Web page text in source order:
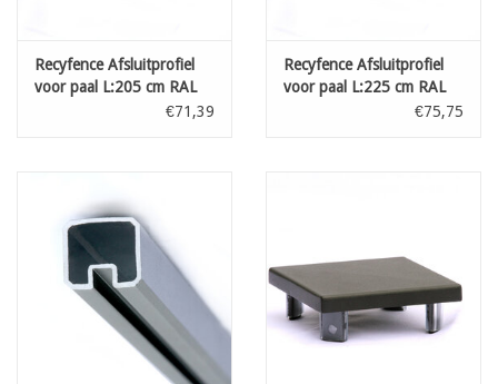
Recyfence Afsluitprofiel
voor paal L:205 cm RAL
€71,39
Recyfence Afsluitprofiel
voor paal L:225 cm RAL
€75,75